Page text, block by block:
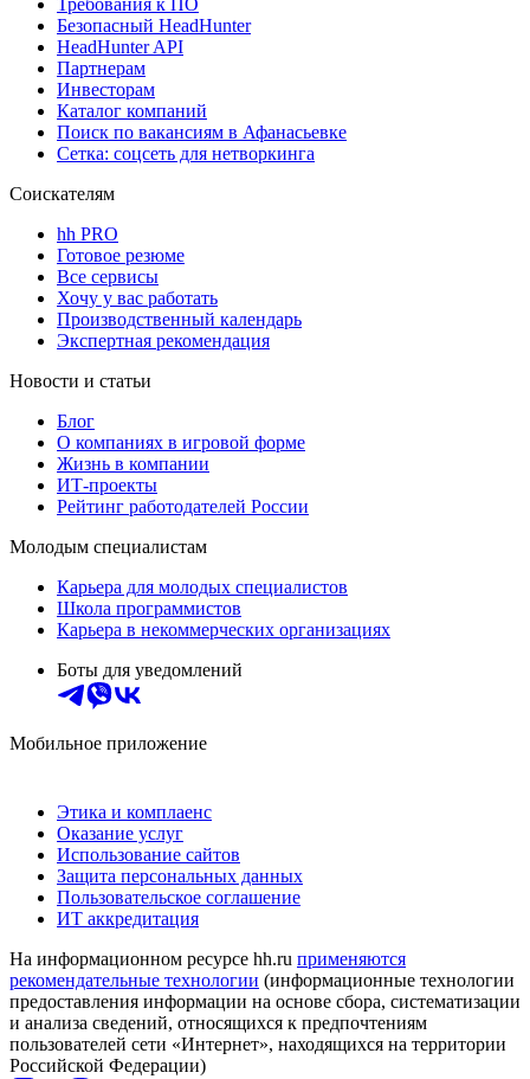
Безопасный HeadHunter
HeadHunter API
Партнерам
Инвесторам
Каталог компаний
Поиск по вакансиям в Афанасьевке
Сетка: соцсеть для нетворкинга
Соискателям
hh PRO
Готовое резюме
Все сервисы
Хочу у вас работать
Производственный календарь
Экспертная рекомендация
Новости и статьи
Блог
О компаниях в игровой форме
Жизнь в компании
ИТ-проекты
Рейтинг работодателей России
Молодым специалистам
Карьера для молодых специалистов
Школа программистов
Карьера в некоммерческих организациях
Боты для уведомлений
Мобильное приложение
Этика и комплаенс
Оказание услуг
Использование сайтов
Защита персональных данных
Пользовательское соглашение
ИТ аккредитация
На информационном ресурсе hh.ru применяются
рекомендательные технологии (информационные технологии
предоставления информации на основе сбора, систематизации
и анализа сведений, относящихся к предпочтениям
пользователей сети «Интернет», находящихся на территории
Российской Федерации)